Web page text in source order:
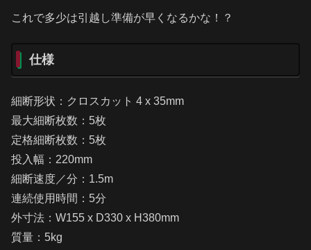
これで多少は引越し準備が早くなるかな！？
仕様
細断形状：クロスカット 4 x 35mm
最大細断枚数：5枚
定格細断枚数：5枚
投入幅：220mm
細断速度／分：1.5m
連続使用時間：5分
外寸法：W155 x D330 x H380mm
質量：5kg